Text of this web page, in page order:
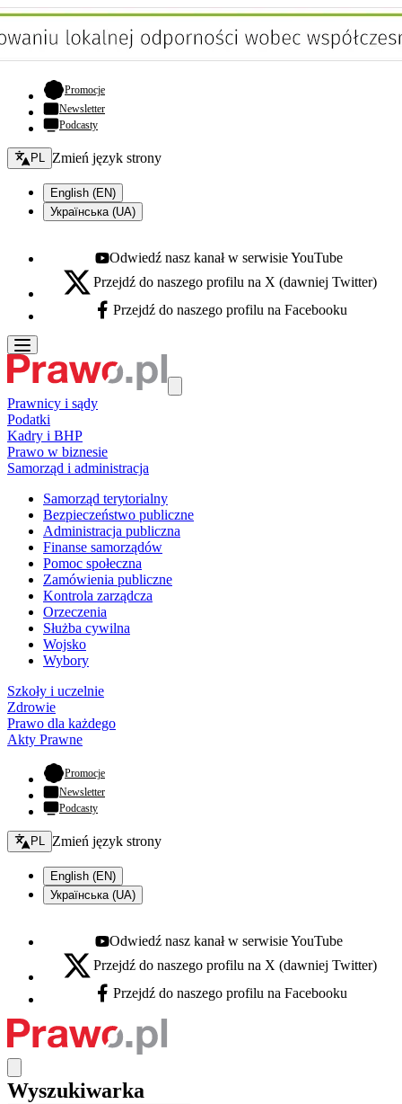
Promocje- otwiera się w nowej karcie
Newsletter
Podcasty
Zmień język - bieżący:
PL Zmień język strony
English (EN)
Українська (UA)
Youtube - otwiera się w nowej karcie
Odwiedź nasz kanał w serwisie YouTube
X - otwiera się w nowej karcie
Przejdź do naszego profilu na X (dawniej Twitter)
Facebook - otwiera się w nowej karcie
Przejdź do naszego profilu na Facebooku
Prawnicy i sądy
Podatki
Kadry i BHP
Prawo w biznesie
Samorząd i administracja
Samorząd terytorialny
Bezpieczeństwo publiczne
Administracja publiczna
Finanse samorządów
Pomoc społeczna
Zamówienia publiczne
Kontrola zarządcza
Orzeczenia
Służba cywilna
Wojsko
Wybory
Szkoły i uczelnie
Zdrowie
Prawo dla każdego
Akty Prawne
Promocje- otwiera się w nowej karcie
Newsletter
Podcasty
Zmień język - bieżący:
PL Zmień język strony
English (EN)
Українська (UA)
Youtube - otwiera się w nowej karcie
Odwiedź nasz kanał w serwisie YouTube
X - otwiera się w nowej karcie
Przejdź do naszego profilu na X (dawniej Twitter)
Facebook - otwiera się w nowej karcie
Przejdź do naszego profilu na Facebooku
Wyszukiwarka